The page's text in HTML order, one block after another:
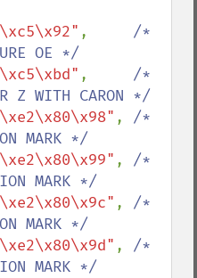
, /*
OE */
, /*
Z WITH CARON */
, /*
MARK */
, /*
MARK */
, /*
MARK */
, /*
MARK */